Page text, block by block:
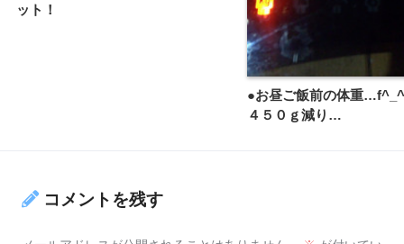
ット！
●お昼ご飯前の体重
４５０ｇ減り…
コメントを残す